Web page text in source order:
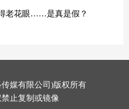
老花眼……是真是假？
媒有限公司)版权所有
止复制或镜像